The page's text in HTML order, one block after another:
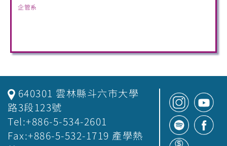
企管系
640301 雲林縣斗六市大學
路3段123號
Tel:+886-5-534-2601
Fax:+886-5-532-1719 產學熱